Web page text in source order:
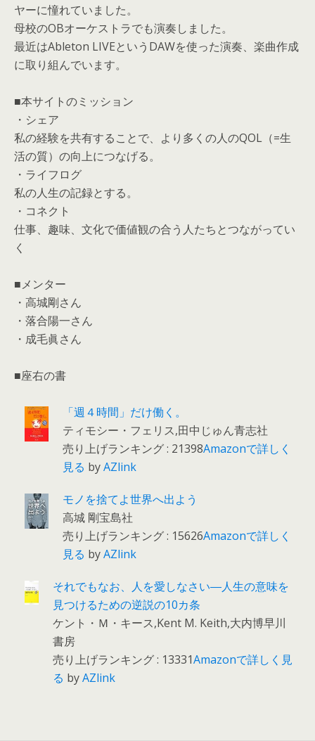
ヤーに憧れていました。
母校のOBオーケストラでも演奏しました。
最近はAbleton LIVEというDAWを使った演奏、楽曲作成
に取り組んでいます。
■本サイトのミッション
・シェア
私の経験を共有することで、より多くの人のQOL（=生
活の質）の向上につなげる。
・ライフログ
私の人生の記録とする。
・コネクト
仕事、趣味、文化で価値観の合う人たちとつながってい
く
■メンター
・高城剛さん
・落合陽一さん
・成毛眞さん
■座右の書
「週４時間」だけ働く。
ティモシー・フェリス,田中じゅん青志社
売り上げランキング : 21398Amazonで詳しく
見る byAZlink
モノを捨てよ世界へ出よう
高城 剛宝島社
売り上げランキング : 15626Amazonで詳しく
見る byAZlink
それでもなお、人を愛しなさい―人生の意味を
見つけるための逆説の10カ条
ケント・Ｍ・キース,Kent M. Keith,大内博早川
書房
売り上げランキング : 13331Amazonで詳しく見
る byAZlink